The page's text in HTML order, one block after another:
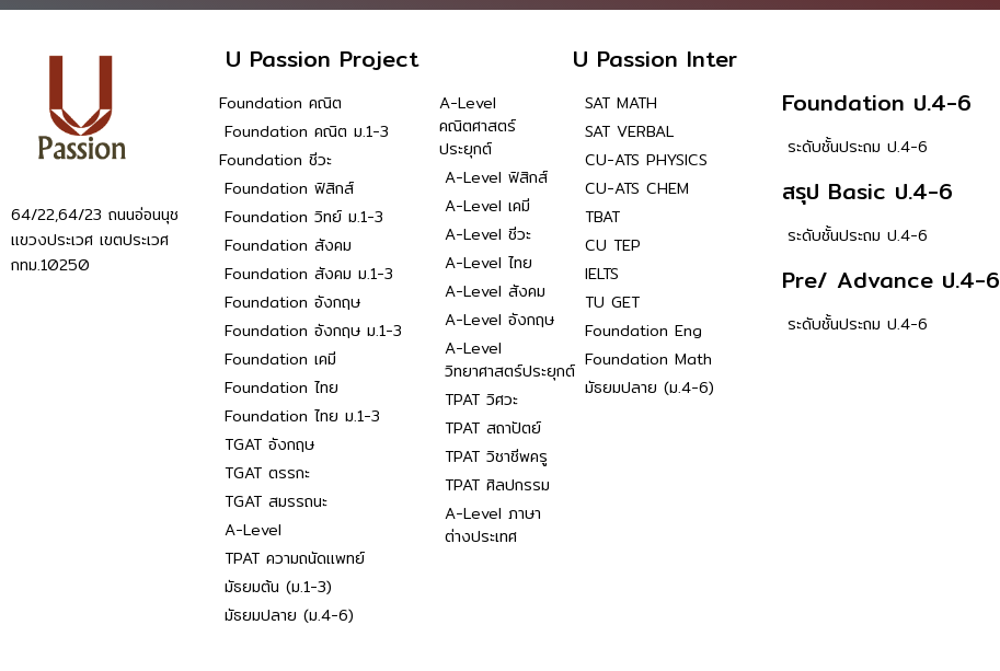
U Passion Project U Passion Inter
64/22,64/23 ถนนอ่อนนุช
แขวงประเวศ เขตประเวศ
กทม.10250
Foundation คณิต
Foundation คณิต ม.1-3
Foundation ชีวะ
Foundation ฟิสิกส์
Foundation วิทย์ ม.1-3
Foundation สังคม
Foundation สังคม ม.1-3
Foundation อังกฤษ
Foundation อังกฤษ ม.1-3
Foundation เคมี
Foundation ไทย
Foundation ไทย ม.1-3
TGAT อังกฤษ
TGAT ตรรกะ
TGAT สมรรถนะ
A-Level
TPAT ความถนัดแพทย์
มัธยมต้น (ม.1-3)
มัธยมปลาย (ม.4-6)
A-Level
คณิตศาสตร์
ประยุกต์
A-Level ฟิสิกส์
A-Level เคมี
A-Level ชีวะ
A-Level ไทย
A-Level สังคม
A-Level อังกฤษ
A-Level
วิทยาศาสตร์ประยุกต์
TPAT วิศวะ
TPAT สถาปัตย์
TPAT วิชาชีพครู
TPAT ศิลปกรรม
A-Level ภาษา
ต่างประเทศ
SAT MATH
SAT VERBAL
CU-ATS PHYSICS
CU-ATS CHEM
TBAT
CU TEP
IELTS
TU GET
Foundation Eng
Foundation Math
มัธยมปลาย (ม.4-6)
Foundation ป.4-6
ระดับชั้นประถม ป.4-6
สรุป Basic ป.4-6
ระดับชั้นประถม ป.4-6
Pre/ Advance ป.4-6
ระดับชั้นประถม ป.4-6